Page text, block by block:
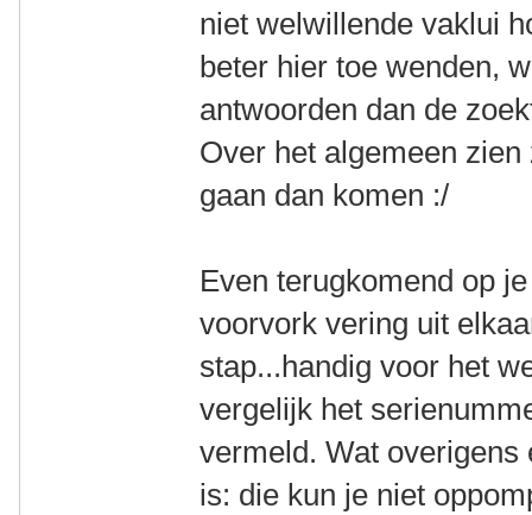
niet welwillende vaklui
beter hier toe wenden,
antwoorden dan de
Over het algemeen
gaan dan komen :/
Even terugkomend op
voorvork vering uit
stap...handig voor het
vergelijk het
vermeld. Wat
is: die kun je niet